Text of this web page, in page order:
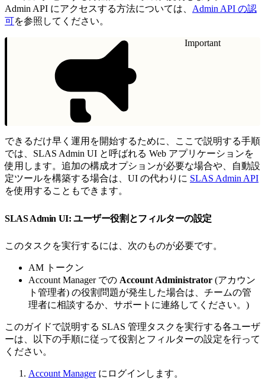
Admin API にアクセスする方法については、 Admin API の認
可を参照してください。
Important
できるだけ早く運用を開始するために、ここで説明する手順
では、SLAS Admin UI と呼ばれる Web アプリケーションを
使用します。追加の構成オプションが必要な場合や、自動設
定ツールを構築する場合は、UI の代わりに SLAS Admin API
を使用することもできます。
SLAS Admin UI: ユーザー役割とフィルターの設定
このタスクを実行するには、次のものが必要です。
AM トークン
Account Manager での Account Administrator (アカウン
ト管理者) の役割問題が発生した場合は、チームの管
理者に相談するか、サポートに連絡してください。)
このガイドで説明する SLAS 管理タスクを実行する各ユーザ
ーは、以下の手順に従って役割とフィルターの設定を行って
ください。
Account Managerにログインします。